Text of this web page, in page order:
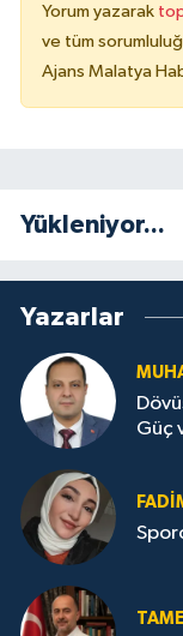
Yorum yazarak
ve tüm
Ajans Malatya
Yükleniyor...
Yazarlar
Güç